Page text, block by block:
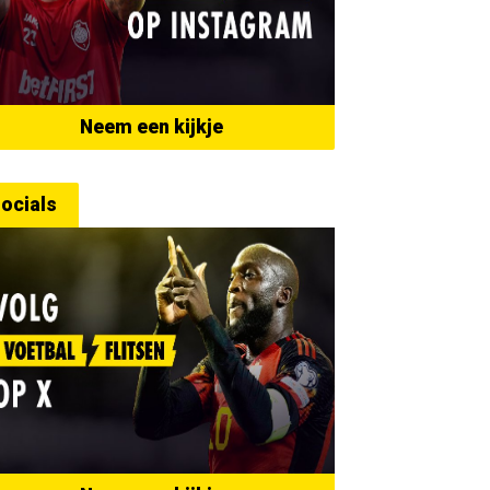
Neem een kijkje